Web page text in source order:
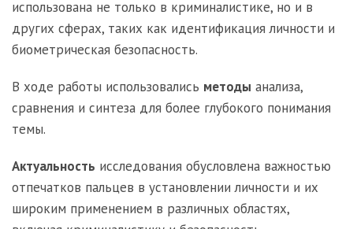
использована не только в криминалистике, но и в
других сферах, таких как идентификация личности и
биометрическая безопасность.
В ходе работы использовались методы анализа,
сравнения и синтеза для более глубокого понимания
темы.
Актуальность исследования обусловлена важностью
отпечатков пальцев в установлении личности и их
широким применением в различных областях,